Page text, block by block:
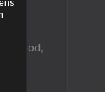
Rood,